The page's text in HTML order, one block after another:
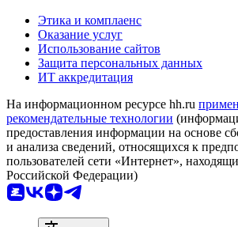
Этика и комплаенс
Оказание услуг
Использование сайтов
Защита персональных данных
ИТ аккредитация
На информационном ресурсе hh.ru
рекомендательные технологии
предоставления информации на основе
и анализа сведений, относящихся к
пользователей сети «Интернет»,
Российской Федерации)